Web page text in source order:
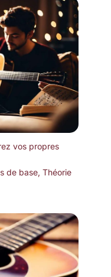
vos propres
de base, Théorie